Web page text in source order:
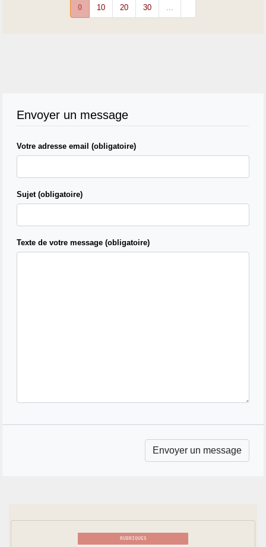
0 10 20 30
Envoyer un message
Votre adresse email (obligatoire)
Sujet (obligatoire)
Texte de votre message (obligatoire)
RUBRIQUES